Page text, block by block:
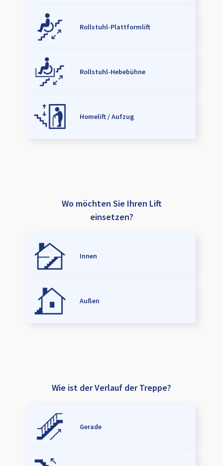
Rollstuhl-Plattformlift
Rollstuhl-Hebebühne
Homelift / Aufzug
Wo möchten Sie Ihren Lift
einsetzen?
Innen
Außen
Wie ist der Verlauf der Treppe?
Gerade